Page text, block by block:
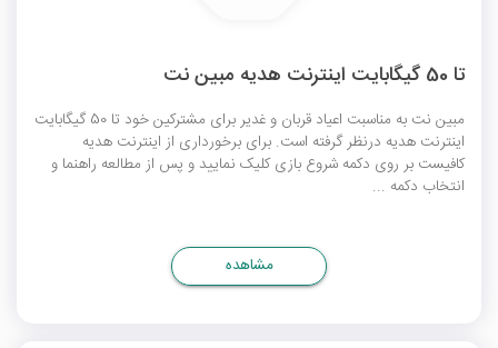
تا 50 گیگابایت اینترنت هدیه مبین نت
مبین نت به مناسبت اعیاد قربان و غدیر برای مشترکین خود تا 50 گیگابایت
اینترنت هدیه درنظر گرفته است. برای برخورداری از اینترنت هدیه
کافیست بر روی دکمه شروع بازی کلیک نمایید و پس از مطالعه راهنما و
انتخاب دکمه ...
مشاهده